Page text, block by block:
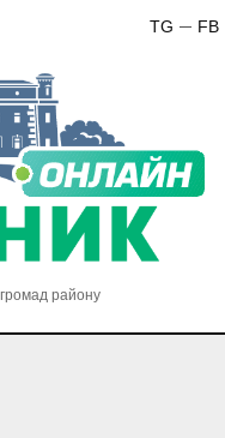
FB
TG
району